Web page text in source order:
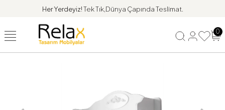
Her Yerdeyiz!Tek Tık,Dünya Çapında Teslimat.
0